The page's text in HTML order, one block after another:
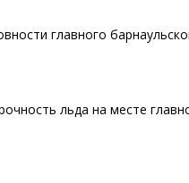
главного
льда на месте